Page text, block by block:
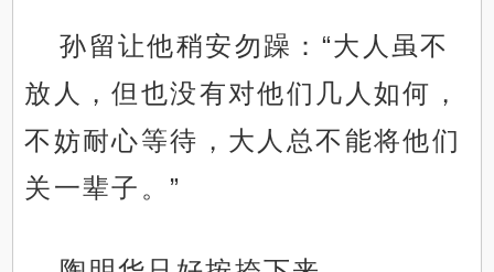
孙留让他稍安勿躁：“大人虽不
放人，但也没有对他们几人如何，
不妨耐心等待，大人总不能将他们
关一辈子。”